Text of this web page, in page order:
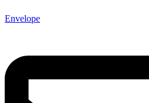
Envelope